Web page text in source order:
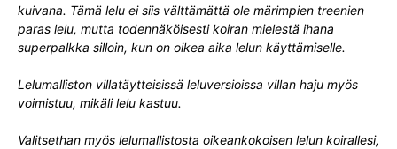
kuivana. Tämä lelu ei siis välttämättä ole märimpien treenien
paras lelu, mutta todennäköisesti koiran mielestä ihana
superpalkka silloin, kun on oikea aika lelun käyttämiselle.
Lelumalliston villatäytteisissä leluversioissa villan haju myös
voimistuu, mikäli lelu kastuu.
Valitsethan myös lelumallistosta oikeankokoisen lelun koirallesi,